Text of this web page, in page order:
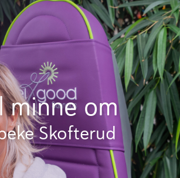
minne om
Skofterud